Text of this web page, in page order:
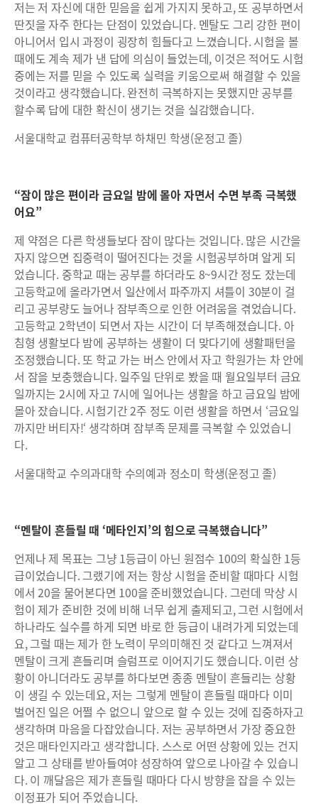
저는 저 자신에 대한 믿음을 쉽게 가지지 못하고, 또 공부하면서
딴짓을 자주 한다는 단점이 있었습니다. 멘탈도 그리 강한 편이
아니어서 입시 과정이 굉장히 힘들다고 느꼈습니다. 시험을 볼
때에도 계속 제가 낸 답에 의심이 들었는데, 이것은 적어도 시험
중에는 저를 믿을 수 있도록 실력을 키움으로써 해결할 수 있을
것이라고 생각했습니다. 완전히 극복하지는 못했지만 공부를
할수록 답에 대한 확신이 생기는 것을 실감했습니다.
서울대학교 컴퓨터공학부 하채민 학생(운정고 졸)
“잠이 많은 편이라 금요일 밤에 몰아 자면서 수면 부족 극복했
어요”
제 약점은 다른 학생들보다 잠이 많다는 것입니다. 많은 시간을
자지 않으면 집중력이 떨어진다는 것을 시험공부하며 알게 되
었습니다. 중학교 때는 공부를 하더라도 8~9시간 정도 잤는데
고등학교에 올라가면서 일산에서 파주까지 셔틀이 30분이 걸
리고 공부량도 늘어나 잠부족으로 인한 어려움을 겪었습니다.
고등학교 2학년이 되면서 자는 시간이 더 부족해졌습니다. 아
침형 생활보다 밤에 공부하는 생활이 더 맞다기에 생활패턴을
조정했습니다. 또 학교 가는 버스 안에서 자고 학원가는 차 안에
서 잠을 보충했습니다. 일주일 단위로 봤을 때 월요일부터 금요
일까지는 2시에 자고 7시에 일어나는 생활을 하고 금요일 밤에
몰아 잤습니다. 시험기간 2주 정도 이런 생활을 하면서 ‘금요일
까지만 버티자!‘ 생각하며 잠부족 문제를 극복할 수 있었습니
다.
서울대학교 수의과대학 수의예과 정소미 학생(운정고 졸)
“멘탈이 흔들릴 때 ‘메타인지’의 힘으로 극복했습니다”
언제나 제 목표는 그냥 1등급이 아닌 원점수 100의 확실한 1등
급이었습니다. 그랬기에 저는 항상 시험을 준비할 때마다 시험
에서 20을 물어본다면 100을 준비했었습니다. 그런데 막상 시
험이 제가 준비한 것에 비해 너무 쉽게 출제되고, 그런 시험에서
하나라도 실수를 하게 되면 바로 한 등급이 내려가게 되었는데
요, 그럴 때는 제가 한 노력이 무의미해진 것 같다고 느껴져서
멘탈이 크게 흔들리며 슬럼프로 이어지기도 했습니다. 이런 상
황이 아니더라도 공부를 하다보면 종종 멘탈이 흔들리는 상황
이 생길 수 있는데요, 저는 그렇게 멘탈이 흔들릴 때마다 이미
벌어진 일은 어쩔 수 없으니 앞으로 할 수 있는 것에 집중하자고
생각하며 마음을 다잡았습니다. 저는 공부하면서 가장 중요한
것은 매타인지라고 생각합니다. 스스로 어떤 상황에 있는 건지
알고 그 상태를 받아들여야 성장하여 앞으로 나아갈 수 있습니
다. 이 깨달음은 제가 흔들릴 때마다 다시 방향을 잡을 수 있는
이정표가 되어 주었습니다.